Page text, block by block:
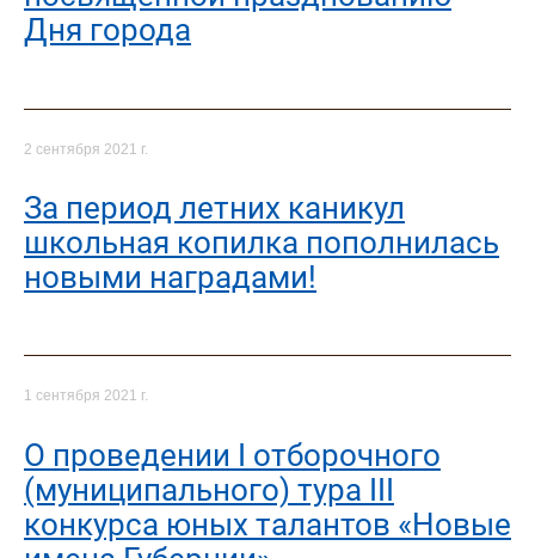
Дня города
2 сентября 2021 г.
За период летних каникул
школьная копилка пополнилась
новыми наградами!
1 сентября 2021 г.
О проведении I отборочного
(муниципального) тура III
конкурса юных талантов «Новые